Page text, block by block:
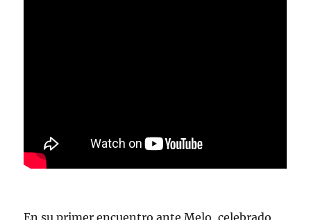
En su primer encuentro ante Melo, celebrado